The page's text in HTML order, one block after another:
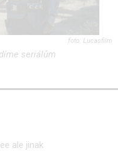
Lucasfilm
seriálům
ale jinak